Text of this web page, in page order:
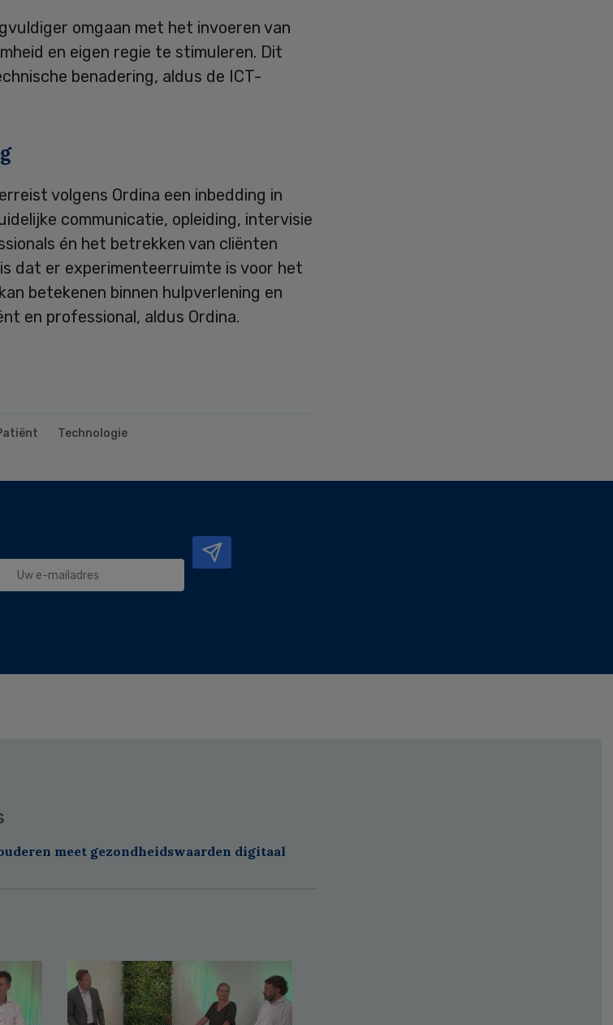
omgaan met het invoeren van
en eigen regie te stimuleren. Dit
benadering, aldus de ICT-
volgens Ordina een inbedding in
communicatie, opleiding, intervisie
én het betrekken van cliënten
dat er experimenteerruimte is voor het
betekenen binnen hulpverlening en
en professional, aldus Ordina.
Technologie
meet gezondheidswaarden digitaal